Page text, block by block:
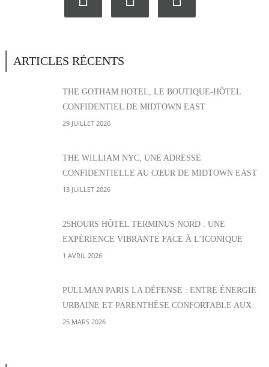
ARTICLES RÉCENTS
THE GOTHAM HOTEL, LE BOUTIQUE-HÔTEL
CONFIDENTIEL DE MIDTOWN EAST
29 JUILLET 2026
THE WILLIAM NYC, UNE ADRESSE
CONFIDENTIELLE AU CŒUR DE MIDTOWN EAST
13 JUILLET 2026
25HOURS HÔTEL TERMINUS NORD : UNE
EXPÉRIENCE VIBRANTE FACE À L’ICONIQUE
GARE PARISIENNE
1 AVRIL 2026
PULLMAN PARIS LA DÉFENSE : ENTRE ÉNERGIE
URBAINE ET PARENTHÈSE CONFORTABLE AUX
PORTES DE PARIS
25 MARS 2026